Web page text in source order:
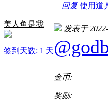
回复 使用道
美人鱼是我
签到天数: 1 天
发表于
金币:
奖励: